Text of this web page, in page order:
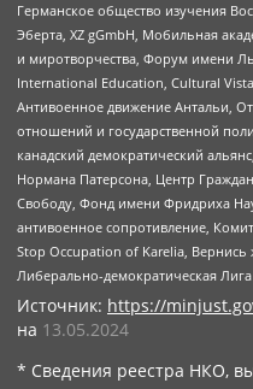
Германское общество изучения
Эберта, XZ gGmbH, Мобильная
и миротворчества, Форум имени
International Education, Cultural
Антивоенное движение Антальи,
отношений и государственной
канадский демократический
Нормана Патерсона, Центр
Свободу, Фонд имени Фридриха
антивоенное сопротивление,
Stop Occupation of Karelia,
Либерально-демократическая
Источник: https://
на 13.05.2024
* Сведения реестра НКО,